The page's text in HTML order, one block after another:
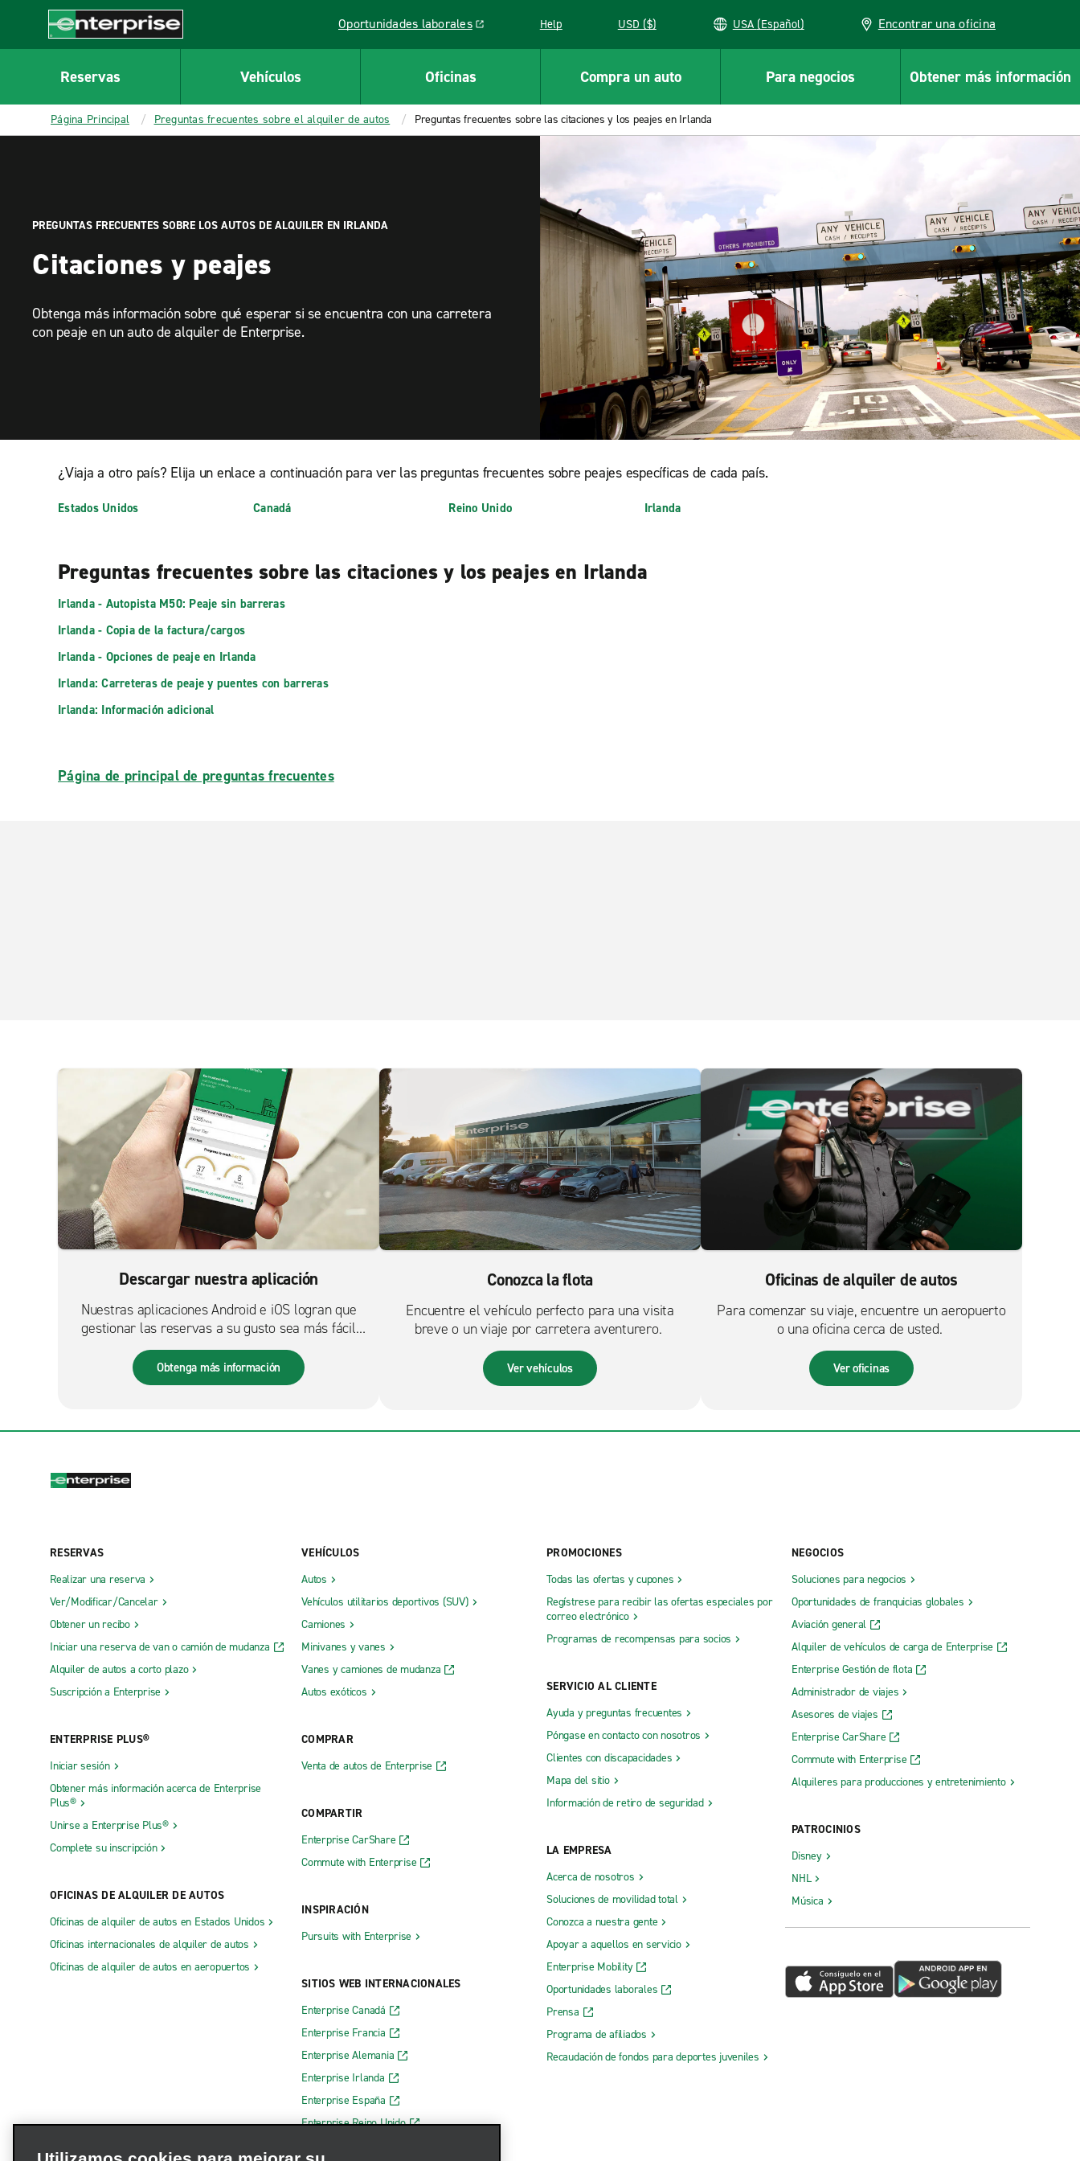
CONTENT
Enterprise
Oportunidades laborales
Link opens in a new window Help USD ($) USA (Español) Encontrar una oficina
Reservas Vehículos Oficinas Compra un auto Para negocios Obtener más información
Página Principal Preguntas frecuentes sobre el alquiler de autos Preguntas frecuentes sobre las citaciones y los peajes en Irlanda
PREGUNTAS FRECUENTES SOBRE LOS AUTOS DE ALQUILER EN IRLANDA
Citaciones y peajes
Obtenga más información sobre qué esperar si se encuentra con una carretera
con peaje en un auto de alquiler de Enterprise.
¿Viaja a otro país? Elija un enlace a continuación para ver las preguntas frecuentes sobre peajes específicas de cada país.
Estados Unidos Canadá Reino Unido Irlanda
Preguntas frecuentes sobre las citaciones y los peajes en Irlanda
Irlanda - Autopista M50: Peaje sin barreras
Irlanda - Copia de la factura/cargos
Irlanda - Opciones de peaje en Irlanda
Irlanda: Carreteras de peaje y puentes con barreras
Irlanda: Información adicional
Página de principal de preguntas frecuentes
Descargar nuestra aplicación
Nuestras aplicaciones Android e iOS logran que
gestionar las reservas a su gusto sea más fácil
que nunca.
Obtenga más información
Conozca la flota
Encuentre el vehículo perfecto para una visita
breve o un viaje por carretera aventurero.
Ver vehículos
Oficinas de alquiler de autos
Para comenzar su viaje, encuentre un aeropuerto
o una oficina cerca de usted.
Ver oficinas
RESERVAS
Realizar una reserva
Ver/Modificar/Cancelar
Obtener un recibo
Iniciar una reserva de van o camión de mudanza
Alquiler de autos a corto plazo
Suscripción a Enterprise
ENTERPRISE PLUS®
Iniciar sesión
Obtener más información acerca de Enterprise
Plus®
Unirse a Enterprise Plus®
Complete su inscripción
OFICINAS DE ALQUILER DE AUTOS
Oficinas de alquiler de autos en Estados Unidos
Oficinas internacionales de alquiler de autos
Oficinas de alquiler de autos en aeropuertos
VEHÍCULOS
Autos
Vehículos utilitarios deportivos (SUV)
Camiones
Minivanes y vanes
Vanes y camiones de mudanza
Autos exóticos
COMPRAR
Venta de autos de Enterprise
COMPARTIR
Enterprise CarShare
Commute with Enterprise
INSPIRACIÓN
Pursuits with Enterprise
SITIOS WEB INTERNACIONALES
Enterprise Canadá
Enterprise Francia
Enterprise Alemania
Enterprise Irlanda
Enterprise España
Enterprise Reino Unido
PROMOCIONES
Todas las ofertas y cupones
Regístrese para recibir las ofertas especiales por
correo electrónico
Programas de recompensas para socios
SERVICIO AL CLIENTE
Ayuda y preguntas frecuentes
Póngase en contacto con nosotros
Clientes con discapacidades
Mapa del sitio
Información de retiro de seguridad
LA EMPRESA
Acerca de nosotros
Soluciones de movilidad total
Conozca a nuestra gente
Apoyar a aquellos en servicio
Enterprise Mobility
Oportunidades laborales
Prensa
Programa de afiliados
Recaudación de fondos para deportes juveniles
NEGOCIOS
Soluciones para negocios
Oportunidades de franquicias globales
Aviación general
Alquiler de vehículos de carga de Enterprise
Enterprise Gestión de flota
Administrador de viajes
Asesores de viajes
Enterprise CarShare
Commute with Enterprise
Alquileres para producciones y entretenimiento
PATROCINIOS
Disney
NHL
Música